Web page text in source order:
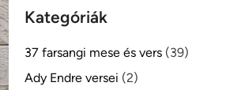
Kategóriák
37 farsangi mese és vers (39)
Ady Endre versei (2)